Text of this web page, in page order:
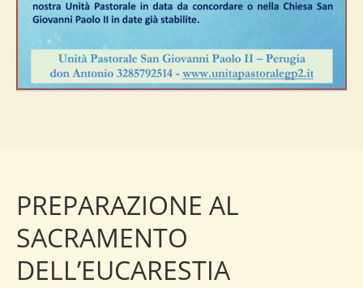
PREPARAZIONE AL
SACRAMENTO
DELL’EUCARESTIA